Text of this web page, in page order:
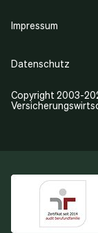
Copyright 2003-
Impressum
Datenschutz